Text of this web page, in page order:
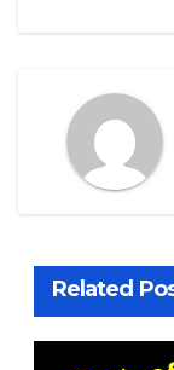
Related